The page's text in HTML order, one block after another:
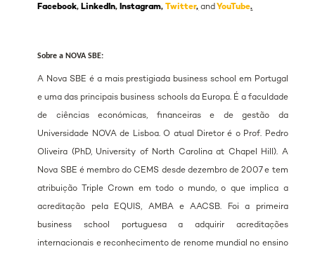
Facebook,LinkedIn,Instagram,Twitter, andYouTube.
Sobre a NOVA SBE:
A Nova SBE é a mais prestigiada business school em Portugal
e uma das principais business schools da Europa. É a faculdade
de ciências económicas, financeiras e de gestão da
Universidade NOVA de Lisboa. O atual Diretor é o Prof. Pedro
Oliveira (PhD, University of North Carolina at Chapel Hill). A
Nova SBE é membro do CEMS desde dezembro de 2007 e tem
atribuição Triple Crown em todo o mundo, o que implica a
acreditação pela EQUIS, AMBA e AACSB. Foi a primeira
business school portuguesa a adquirir acreditações
internacionais e reconhecimento de renome mundial no ensino